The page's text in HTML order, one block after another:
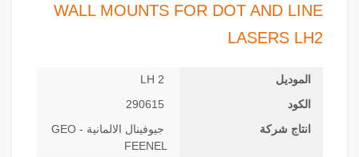
WALL MOUNTS FOR DOT AND LINE
LASERS LH2
الموديل
الكود
انتاج شركة
جيوفينال الالمانية - GEO
FEENEL